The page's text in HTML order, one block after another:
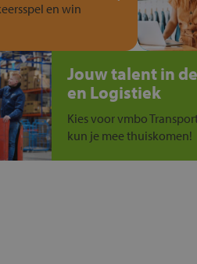
en win
Jouw talent in
en Logistiek
Kies voor vmbo
kun je mee thuiskomen!